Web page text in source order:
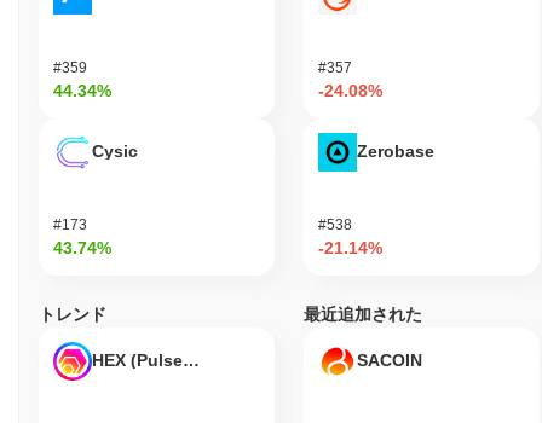
#359
44.34%
Cysic
#173
43.74%
#357
-24.08%
Zerobase
#538
-21.14%
トレンド
HEX (Pulsechain)
最近追加された
SACOIN